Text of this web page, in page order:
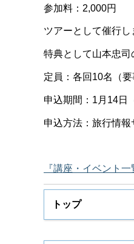
参加料：2,000円
ツアーとして催行し
特典として山本忠司
定員：各回10名（要
申込期間：1月14日
申込方法：旅行情報
『講座・イベント
トップ